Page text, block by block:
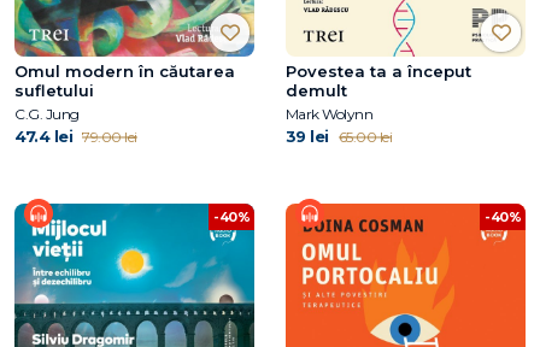
Omul modern în căutarea
sufletului
C.G. Jung
47.4 lei 79.00 lei
Povestea ta a început
demult
Mark Wolynn
39 lei 65.00 lei
-40% -40%